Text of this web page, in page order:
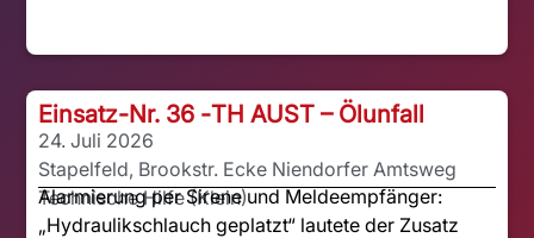
Einsatz-Nr. 36 -TH AUST – Ölunfall
24. Juli 2026
Stapelfeld, Brookstr. Ecke Niendorfer Amtsweg
Technische Hilfe (Klein)
Alarmierung per Sirene und Meldeempfänger:
„Hydraulikschlauch geplatzt“ lautete der Zusatz